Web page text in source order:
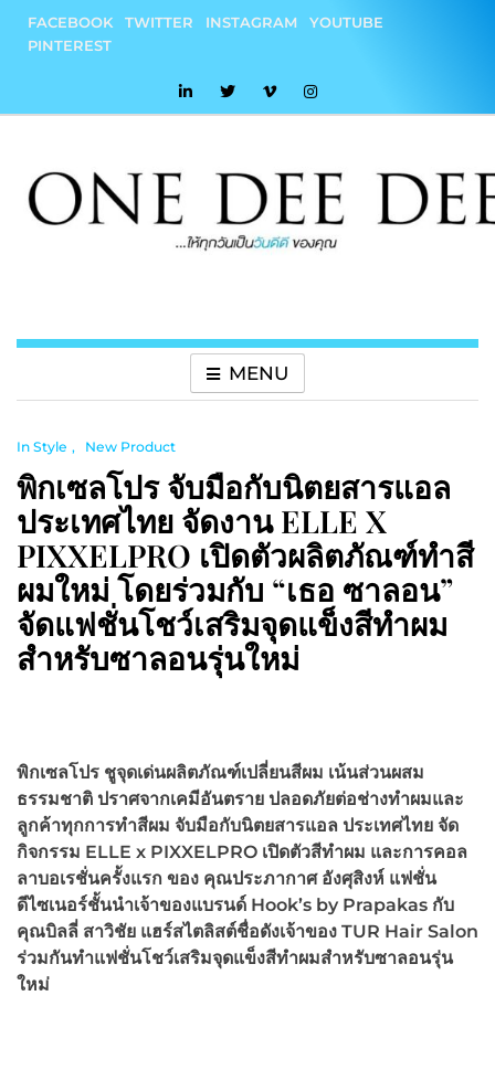
content
FACEBOOK TWITTER INSTAGRAM
YOUTUBE
PINTEREST
MENU
In Style New Product
พิกเซลโปร จับมือกับนิตยสารแอล
ประเทศไทย จัดงาน ELLE X
PIXXELPRO เปิดตัวผลิตภัณฑ์ทำสี
ผมใหม่ โดยร่วมกับ “เธอ ซาลอน”
จัดแฟชั่นโชว์เสริมจุดแข็งสีทำผม
สำหรับซาลอนรุ่นใหม่
พิกเซลโปร ชูจุดเด่นผลิตภัณฑ์เปลี่ยนสีผม เน้นส่วนผสม
ธรรมชาติ ปราศจากเคมีอันตราย ปลอดภัยต่อช่างทำผมและ
ลูกค้าทุกการทำสีผม จับมือกับนิตยสารแอล ประเทศไทย จัด
กิจกรรม ELLE x PIXXELPRO เปิดตัวสีทำผม และการคอล
ลาบอเรชั่นครั้งแรก ของ คุณประภากาศ อังศุสิงห์ แฟชั่น
ดีไซเนอร์ชั้นนำเจ้าของแบรนด์ Hook’s by Prapakas กับ
คุณบิลลี่ สาวิชัย แฮร์สไตลิสต์ชื่อดังเจ้าของ TUR Hair Salon
ร่วมกันทำแฟชั่นโชว์เสริมจุดแข็งสีทำผมสำหรับซาลอนรุ่น
ใหม่